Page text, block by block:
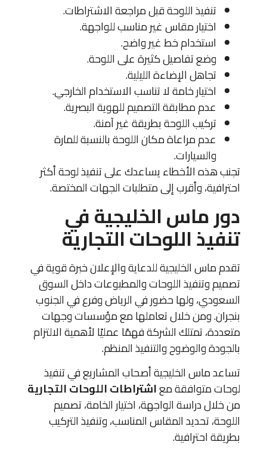
تنفيذ اللوحة قبل مراجعة الاشتراطات.
اختيار مقاس غير مناسب للواجهة.
استخدام خط غير واضح.
وضع تفاصيل كثيرة على اللوحة.
تجاهل الإضاءة الليلية.
اختيار خامة لا تناسب الاستخدام الخارجي.
عدم مطابقة التصميم للهوية البصرية.
تركيب اللوحة بطريقة غير آمنة.
عدم مراعاة مكان اللوحة بالنسبة للمارة
والسيارات.
تجنب هذه الأخطاء يساعدك على تنفيذ لوحة أكثر
احترافية، وأقرب إلى متطلبات الجهات المختصة.
دور ماس الخليجية في
تنفيذ اللوحات التجارية
تقدم ماس الخليجية للدعاية والإعلان خبرة قوية في
تصميم وتنفيذ اللوحات والمطبوعات داخل السوق
السعودي، ولها حضور في الرياض وفرع في الجنوب
بنجران. ومن خلال تعاملها مع مؤسسات وجهات
متعددة، تمتلك الشركة فهمًا عمليًا لأهمية الالتزام
بالجودة والوضوح والتنفيذ المنظم.
تساعد ماس الخليجية أصحاب المشاريع في تنفيذ
لوحات متوافقة معاشتراطات اللوحات التجارية
من خلال دراسة الواجهة، اختيار الخامة، تصميم
اللوحة، تحديد المقاس المناسب، وتنفيذ التركيب
بطريقة احترافية.